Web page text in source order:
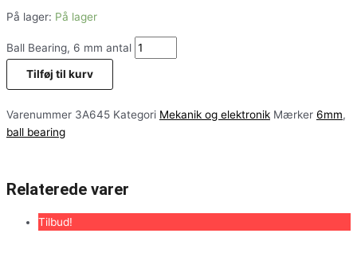
På lager: På lager
Ball Bearing, 6 mm antal
Tilføj til kurv
Varenummer 3A645 Kategori Mekanik og elektronik Mærker 6mm,
ball bearing
Relaterede varer
Tilbud!